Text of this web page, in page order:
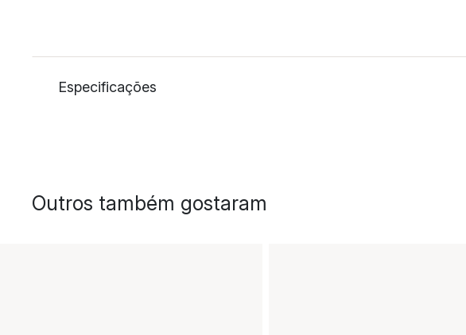
Especificações
Outros também gostaram